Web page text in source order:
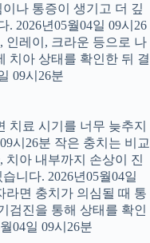
나 통증이 생기고 더 깊
2026년05월04일 09시26
인레이, 크라운 등으로 나
치아 상태를 확인한 뒤 결
09시26분
치료 시기를 너무 늦추지
시26분 작은 충치는 비교
치아 내부까지 손상이 진
니다. 2026년05월04일
라면 충치가 의심될 때 통
검진을 통해 상태를 확인
04일 09시26분